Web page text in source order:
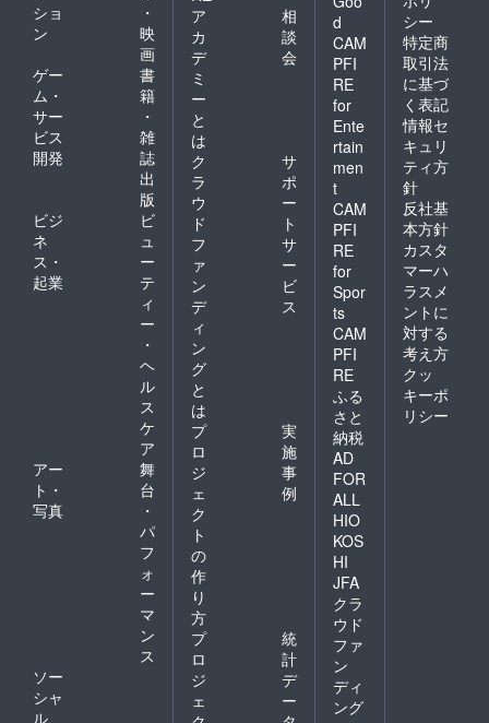
ショ
ン
・
映
画
ゲー
ム・
サー
ビス
開発
書
籍
・
雑
誌
出
版
ビジ
ネ
ス・
起業
ビ
ュ
ー
テ
ィ
ー
・
ヘ
ル
ス
ケ
ア
アー
ト・
写真
舞
台
・
パ
フ
ォ
ー
マ
ン
ス
ソー
シャ
ル
ア
カ
デ
ミ
ー
と
は
相
談
会
ク
ラ
ウ
ド
フ
ァ
ン
デ
ィ
ン
グ
と
は
サ
ポ
ー
ト
サ
ー
ビ
ス
プ
ロ
ジ
ェ
ク
ト
の
作
り
方
実
施
事
例
プ
ロ
ジ
ェ
統
計
デ
ー
d
CAM
PFI
RE
for
Ente
rtain
men
t
CAM
PFI
RE
for
Spor
ts
CAM
PFI
RE
ふる
さと
納税
AD
FOR
ALL
HIO
KOS
HI
JFA
クラ
ウド
ファ
ン
ディ
ング
シー
特定商
取引法
に基づ
く表記
情報セ
キュリ
ティ方
針
反社基
本方針
カスタ
マーハ
ラスメ
ントに
対する
考え方
クッ
キーポ
リシー